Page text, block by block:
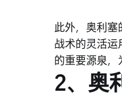
此外，奥利塞
战术的灵活运
的重要源泉，
2、奥